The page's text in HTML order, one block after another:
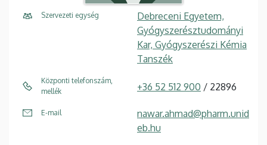
Szervezeti egység
Debreceni Egyetem,
Gyógyszerésztudományi
Kar, Gyógyszerészi Kémia
Tanszék
Központi telefonszám,
mellék
+36 52 512 900 / 22896
E-mail
nawar.ahmad@pharm.unid
eb.hu